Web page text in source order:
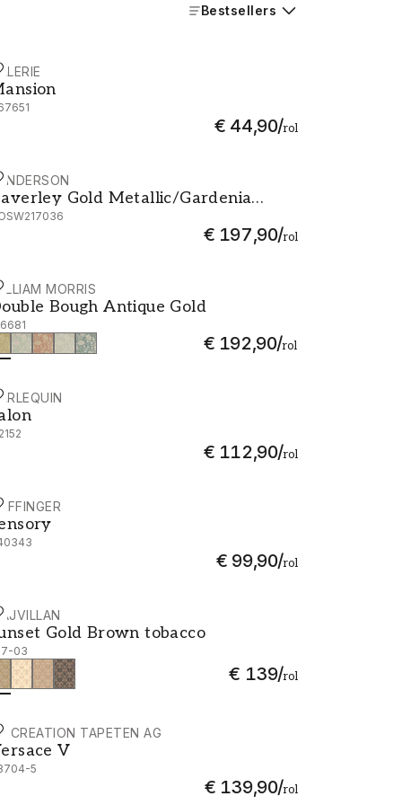
Bestsellers
€ 44,90/rol
- G67651
Gold Metallic/Gardenia
€ 197,90/rol
Gold Metallic/Gardenia Green - DOSW217036
MORRIS
Bough Antique Gold
€ 192,90/rol
Bough Antique Gold - 216681
€ 112,90/rol
- 112152
€ 99,90/rol
- 340343
Gold Brown tobacco
03
€ 139/rol
Gold Brown tobacco - 167-03
CREATION TAPETEN AG
V
5
€ 139,90/rol
V - 38704-5